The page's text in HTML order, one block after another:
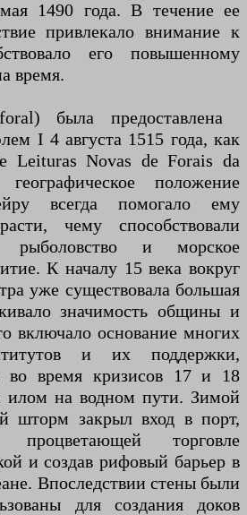
1490 года. В течение ее
привлекало внимание к
его повышенному
время.
была предоставлена
I 4 августа 1515 года, как
Leituras Novas de Forais da
положение
всегда помогало ему
чему способствовали
рыболовство и морское
К началу 15 века вокруг
уже существовала большая
значимость общины и
включало основание многих
и их поддержки,
во время кризисов 17 и 18
илом на водном пути. Зимой
шторм закрыл вход в порт,
торговле
и создав рифовый барьер в
Впоследствии стены были
для создания доков